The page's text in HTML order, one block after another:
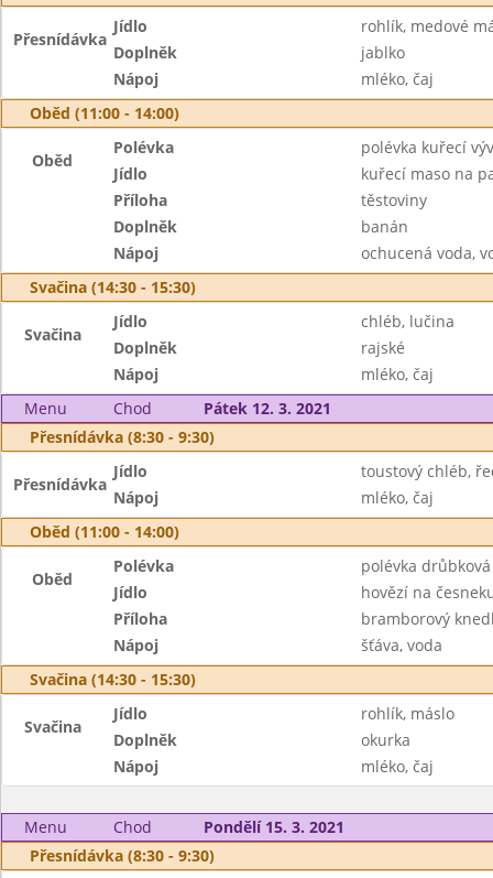
Přesnídávka
Jídlo
rohlík, medové
Doplněk
jablko
Nápoj
mléko, čaj
Oběd (11:00 - 14:00)
Oběd
Polévka
polévka kuřecí
Jídlo
kuřecí maso na
Příloha
těstoviny
Doplněk
banán
Nápoj
ochucená voda,
Svačina (14:30 - 15:30)
Svačina
Jídlo
chléb, lučina
Doplněk
rajské
Nápoj
mléko, čaj
Menu
Chod
Pátek 12. 3. 2021
Přesnídávka (8:30 - 9:30)
Přesnídávka
Jídlo
toustový chléb,
Nápoj
mléko, čaj
Oběd (11:00 - 14:00)
Oběd
Polévka
polévka
Jídlo
hovězí na
Příloha
bramborový
Nápoj
šťáva, voda
Svačina (14:30 - 15:30)
Svačina
Jídlo
rohlík, máslo
Doplněk
okurka
Nápoj
mléko, čaj
Menu Chod
Pondělí 15. 3. 2021
Přesnídávka (8:30 - 9:30)